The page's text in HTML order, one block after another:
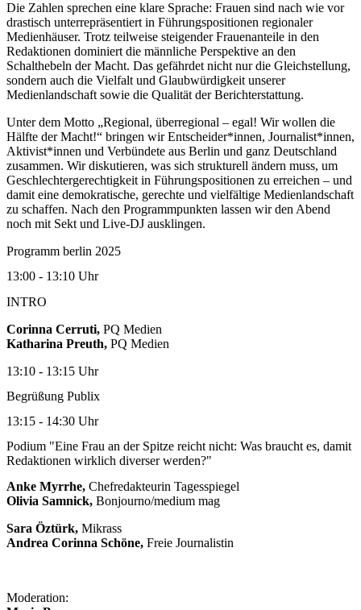
Die Zahlen sprechen eine klare Sprache: Frauen sind nach wie vor
drastisch unterrepräsentiert in Führungspositionen regionaler
Medienhäuser. Trotz teilweise steigender Frauenanteile in den
Redaktionen dominiert die männliche Perspektive an den
Schalthebeln der Macht. Das gefährdet nicht nur die Gleichstellung,
sondern auch die Vielfalt und Glaubwürdigkeit unserer
Medienlandschaft sowie die Qualität der Berichterstattung.
Unter dem Motto „Regional, überregional – egal! Wir wollen die
Hälfte der Macht!“ bringen wir Entscheider*innen, Journalist*innen,
Aktivist*innen und Verbündete aus Berlin und ganz Deutschland
zusammen. Wir diskutieren, was sich strukturell ändern muss, um
Geschlechtergerechtigkeit in Führungspositionen zu erreichen – und
damit eine demokratische, gerechte und vielfältige Medienlandschaft
zu schaffen. Nach den Programmpunkten lassen wir den Abend
noch mit Sekt und Live-DJ ausklingen.
Programm berlin 2025
13:00 - 13:10 Uhr
INTRO
Corinna Cerruti, PQ Medien
Katharina Preuth, PQ Medien
13:10 - 13:15 Uhr
Begrüßung Publix
13:15 - 14:30 Uhr
Podium "Eine Frau an der Spitze reicht nicht: Was braucht es, damit
Redaktionen wirklich diverser werden?"
Anke Myrrhe, Chefredakteurin Tagesspiegel
Olivia Samnick, Bonjourno/medium mag
Sara Öztürk, Mikrass
Andrea Corinna Schöne, Freie Journalistin
Moderation: